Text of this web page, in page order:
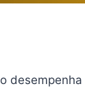
desempenha